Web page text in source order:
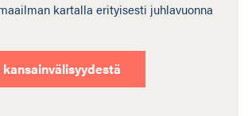
kartalla erityisesti juhlavuonna
kansainvälisyydestä